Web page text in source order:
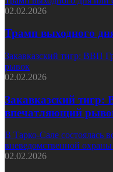
02.02.2026
Трамп выходного
Закавказский тигр: ВВП
рывок
02.02.2026
Закавказский
впечатляющий
В Тарко-Сале состоялась
вневедомственной
02.02.2026